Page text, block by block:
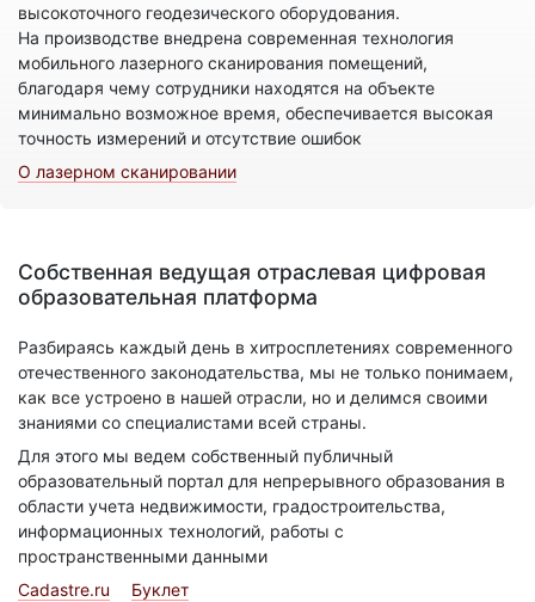
высокоточного геодезического оборудования.
На производстве внедрена современная технология
мобильного лазерного сканирования помещений,
благодаря чему сотрудники находятся на объекте
минимально возможное время, обеспечивается высокая
точность измерений и отсутствие ошибок
О лазерном сканировании
Собственная ведущая отраслевая цифровая
образовательная платформа
Разбираясь каждый день в хитросплетениях современного
отечественного законодательства, мы не только понимаем,
как все устроено в нашей отрасли, но и делимся своими
знаниями со специалистами всей страны.
Для этого мы ведем собственный публичный
образовательный портал для непрерывного образования в
области учета недвижимости, градостроительства,
информационных технологий, работы с
пространственными данными
Cadastre.ru
Буклет